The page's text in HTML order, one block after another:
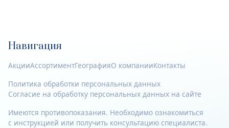
Навигация
АкцииАссортиментГеографияО компанииКонтакты
Политика обработки персональных данных
Согласие на обработку персональных данных на сайте
Имеются противопоказания. Необходимо ознакомиться
с инструкцией или получить консультацию специалиста.